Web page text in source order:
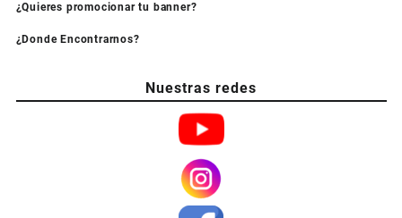
¿Quieres promocionar tu banner?
¿Donde Encontrarnos?
Nuestras redes